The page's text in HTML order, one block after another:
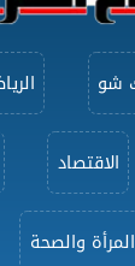
شو
الاقتصاد
المرأة والصحة